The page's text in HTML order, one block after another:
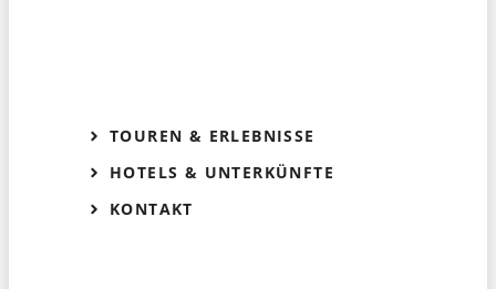
TOUREN & ERLEBNISSE
HOTELS & UNTERKÜNFTE
KONTAKT